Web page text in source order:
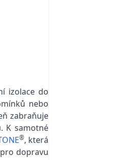
izolace do
nebo
zabraňuje
K samotné
®, která
dopravu